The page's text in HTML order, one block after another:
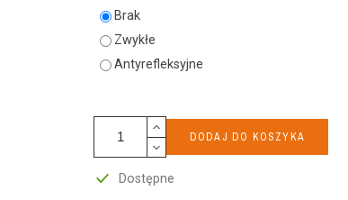
Brak
Zwykłe
Antyrefleksyjne
DODAJ DO KOSZYKA
Dostępne